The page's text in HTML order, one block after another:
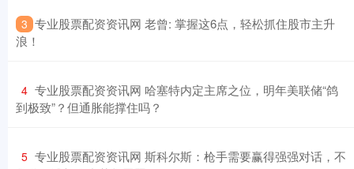
3 ​专业股票配资资讯网 老曾: 掌握这6点，轻松抓住股市主升
浪！
4 ​专业股票配资资讯网 哈塞特内定主席之位，明年美联储“鸽
到极致”？但通胀能撑住吗？
5 ​专业股票配资资讯网 斯科尔斯：枪手需要赢得强强对话，不